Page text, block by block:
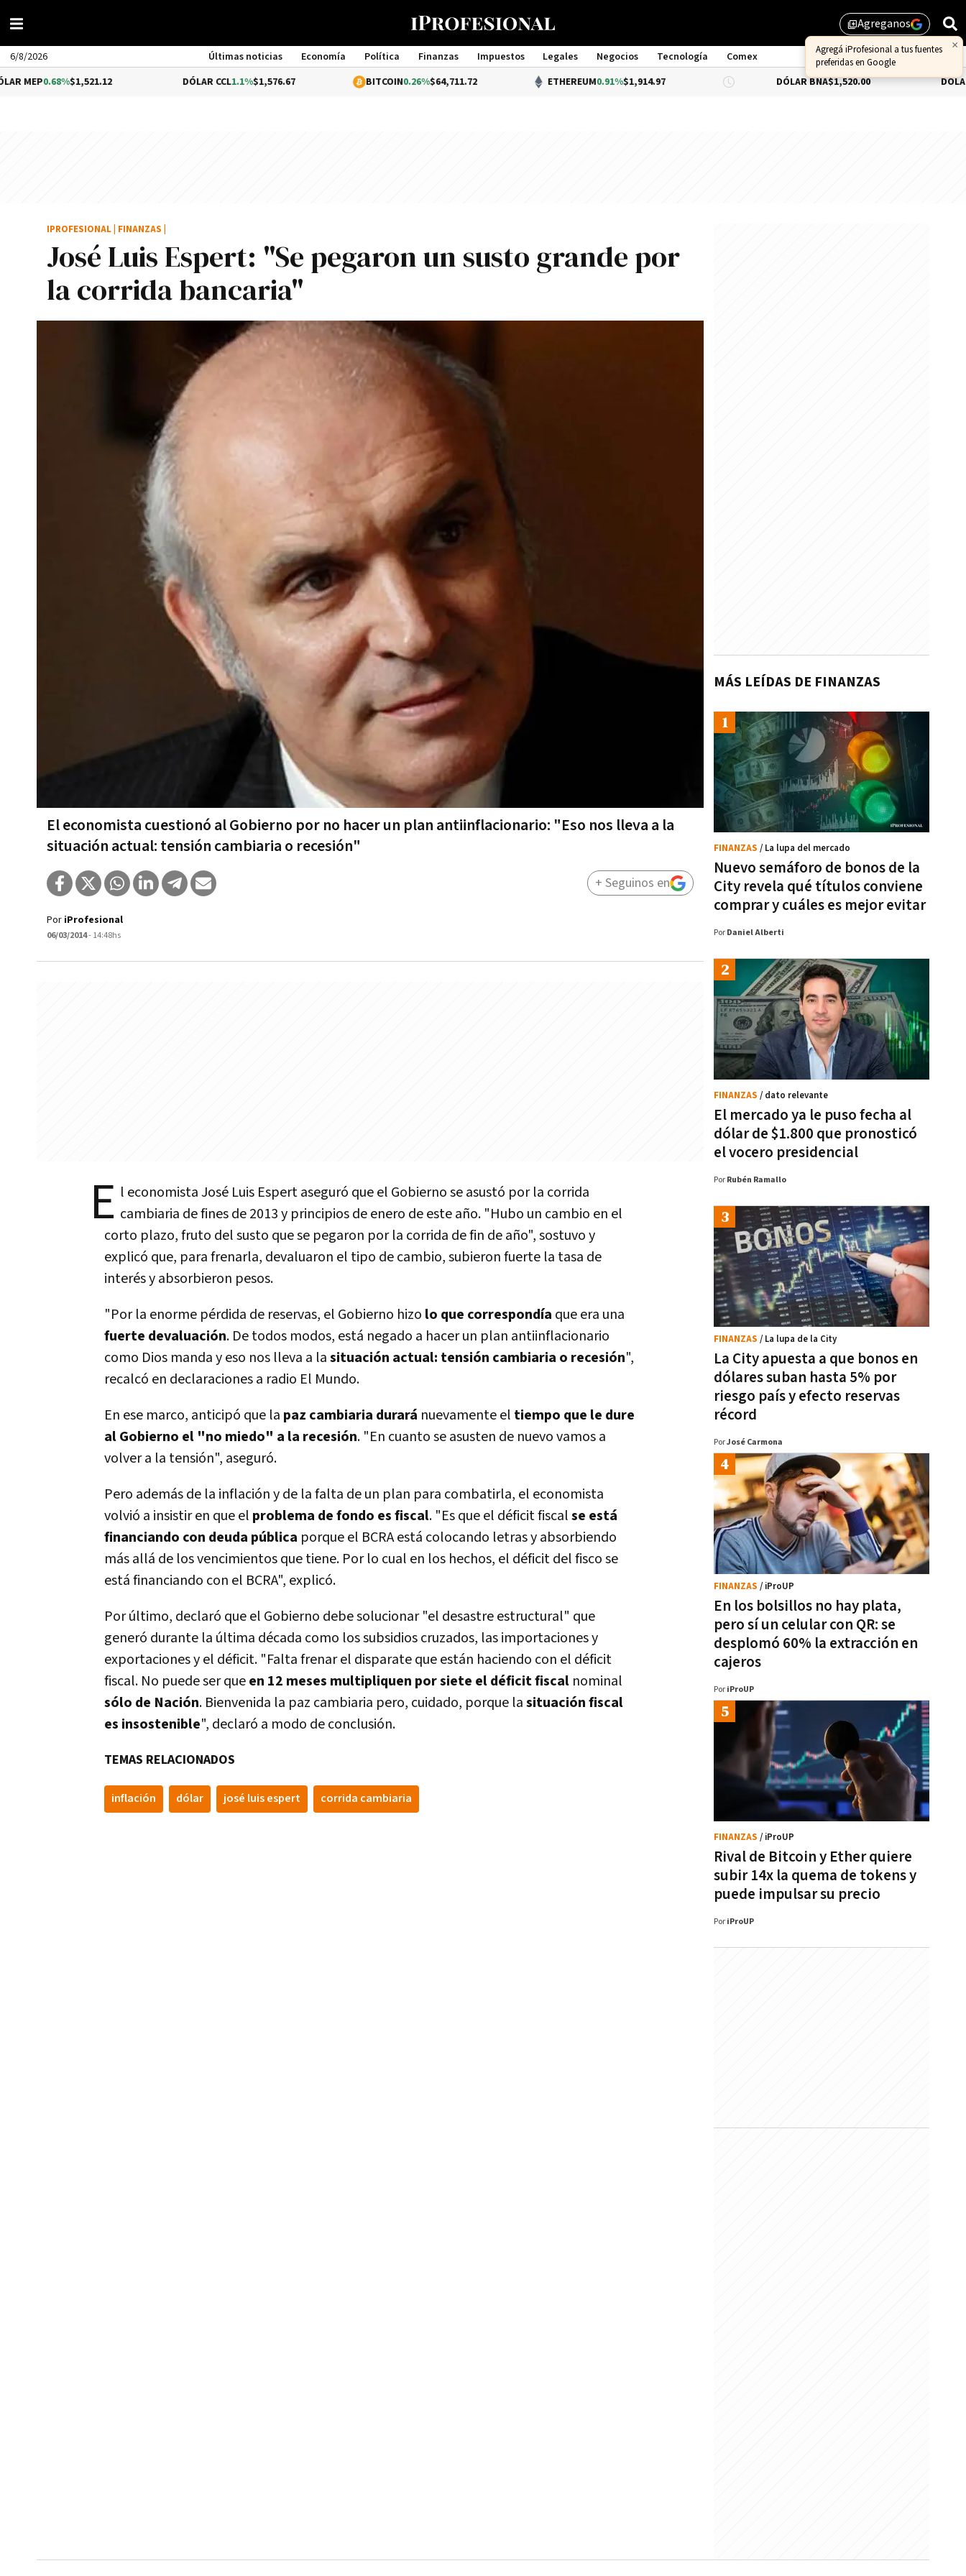
library_addAgreganos
×
Agregá iProfesional a tus fuentes
preferidas en Google
6/8/2026 Últimas noticias Economía Política Finanzas Impuestos Legales Negocios Tecnología
Comex
Management
$1,521.12 1.1%$1,576.67 0.26%$64,711.72 ETHEREUM 0.91%$1,914.97 DÓLAR BNA $1,520.00 DÓLAR BLUE-
José Luis Espert: "Se pegaron un susto grande por
la corrida bancaria"
El economista cuestionó al Gobierno por no hacer un plan antiinflacionario: "Eso nos lleva a la
situación actual: tensión cambiaria o recesión"
IPROFESIONAL FINANZAS
Por iProfesional
06/03/2014- 14:48hs
+ Seguinos en
E l economista José Luis Espert aseguró que el Gobierno se asustó por la corrida
cambiaria de fines de 2013 y principios de enero de este año. "Hubo un cambio en el
corto plazo, fruto del susto que se pegaron por la corrida de fin de año", sostuvo y
explicó que, para frenarla, devaluaron el tipo de cambio, subieron fuerte la tasa de
interés y absorbieron pesos.
"Por la enorme pérdida de reservas, el Gobierno hizo lo que correspondía que era una
fuerte devaluación. De todos modos, está negado a hacer un plan antiinflacionario
como Dios manda y eso nos lleva a lasituación actual: tensión cambiaria o recesión",
recalcó en declaraciones a radio El Mundo.
En ese marco, anticipó que la paz cambiaria durará nuevamente el tiempo que le dure
al Gobierno el "no miedo" a la recesión. "En cuanto se asusten de nuevo vamos a
volver a la tensión", aseguró.
Pero además de la inflación y de la falta de un plan para combatirla, el economista
volvió a insistir en que el problema de fondo es fiscal. "Es que el déficit fiscalse está
financiando con deuda pública porque el BCRA está colocando letras y absorbiendo
más allá de los vencimientos que tiene. Por lo cual en los hechos, el déficit del fisco se
está financiando con el BCRA", explicó.
Por último, declaró que el Gobierno debe solucionar "el desastre estructural" que
generó durante la última década como los subsidios cruzados, las importaciones y
exportaciones y el déficit. "Falta frenar el disparate que están haciendo con el déficit
fiscal. No puede ser queen 12 meses multipliquen por siete el déficit fiscal nominal
sólo de Nación. Bienvenida la paz cambiaria pero, cuidado, porque lasituación fiscal
es insostenible", declaró a modo de conclusión.
TEMAS RELACIONADOS
inflación dólar josé luis espert corrida cambiaria
MÁS LEÍDAS DE FINANZAS
Nuevo semáforo de bonos de la
City revela qué títulos conviene
comprar y cuáles es mejor evitar
FINANZAS / La lupa del mercado
Por Daniel Alberti
El mercado ya le puso fecha al
dólar de $1.800 que pronosticó
el vocero presidencial
FINANZAS / dato relevante
Por Rubén Ramallo
La City apuesta a que bonos en
dólares suban hasta 5% por
riesgo país y efecto reservas
récord
FINANZAS / La lupa de la City
PorJosé Carmona
En los bolsillos no hay plata,
pero sí un celular con QR: se
desplomó 60% la extracción en
cajeros
FINANZAS / iProUP
Por iProUP
Rival de Bitcoin y Ether quiere
subir 14x la quema de tokens y
puede impulsar su precio
FINANZAS / iProUP
Por iProUP